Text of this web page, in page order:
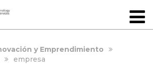
y Emprendimiento
empresa